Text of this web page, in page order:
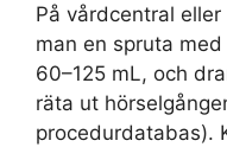
På vårdcentral
man en spruta
60–125 mL, och
räta ut
procedurdatabas).